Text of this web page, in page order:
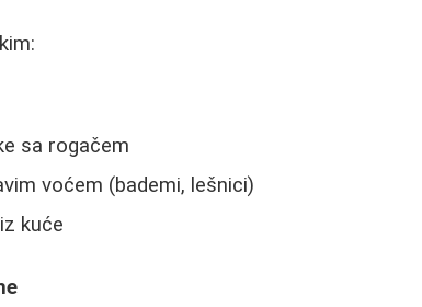
sa rogačem
voćem (bademi, lešnici)
kuće